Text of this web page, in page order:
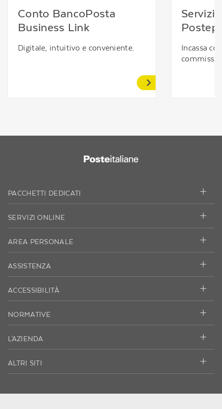
Conto BancoPosta
Business Link
Digitale, intuitivo e conveniente.
Incassa
PACCHETTI DEDICATI
SERVIZI ONLINE
AREA PERSONALE
ASSISTENZA
ACCESSIBILITÀ
NORMATIVE
L'AZIENDA
ALTRI SITI